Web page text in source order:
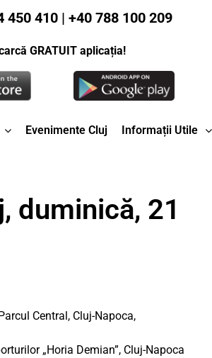
450 410 | +40 788 100 209
GRATUIT aplicația!
Evenimente Cluj Informații Utile
duminică, 21
Central, Cluj-Napoca,
„Horia Demian”, Cluj-Napoca